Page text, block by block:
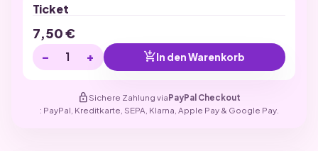
Ticket
7,50€
− + add_shopping_cartIn den Warenkorb
lock Sichere Zahlung viaPayPal Checkout
: PayPal, Kreditkarte, SEPA, Klarna, Apple Pay & Google Pay.